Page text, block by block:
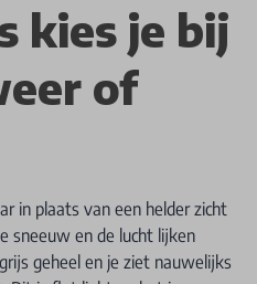
kies je bij
of
in plaats van een helder zicht
sneeuw en de lucht lijken
geheel en je ziet nauwelijks